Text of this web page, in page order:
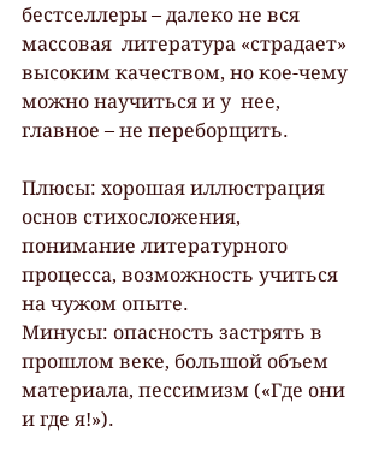
бестселлеры – далеко не вся
массовая  литература «страдает»
высоким качеством, но кое-чему
можно научиться и у  нее,
главное – не переборщить.
Плюсы: хорошая иллюстрация
основ стихосложения,
понимание литературного
процесса, возможность учиться
на чужом опыте.
Минусы: опасность застрять в
прошлом веке, большой объем
материала, пессимизм («Где они
и где я!»).